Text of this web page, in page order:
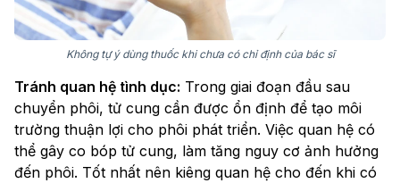
Không tự ý dùng thuốc khi chưa có chỉ định của bác sĩ
Tránh quan hệ tình dục: Trong giai đoạn đầu sau
chuyển phôi, tử cung cần được ổn định để tạo môi
trường thuận lợi cho phôi phát triển. Việc quan hệ có
thể gây co bóp tử cung, làm tăng nguy cơ ảnh hưởng
đến phôi. Tốt nhất nên kiêng quan hệ cho đến khi có